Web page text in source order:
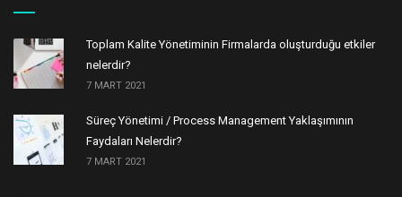
Toplam Kalite Yönetiminin Firmalarda oluşturduğu etkiler
nelerdir?
7 MART 2021
Süreç Yönetimi / Process Management Yaklaşımının
Faydaları Nelerdir?
7 MART 2021